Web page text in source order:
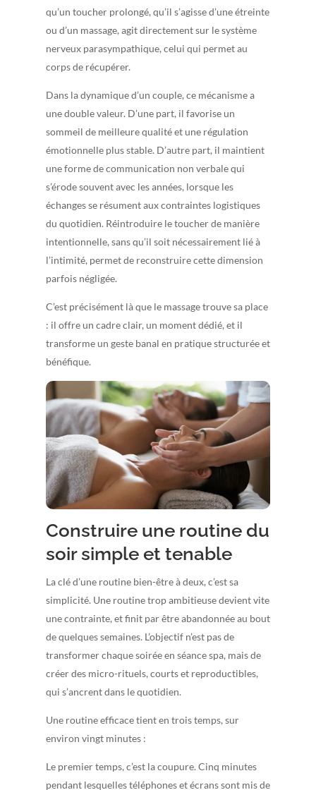
qu’un toucher prolongé, qu’il s’agisse d’une étreinte
ou d’un massage, agit directement sur le système
nerveux parasympathique, celui qui permet au
corps de récupérer.
Dans la dynamique d’un couple, ce mécanisme a
une double valeur. D’une part, il favorise un
sommeil de meilleure qualité et une régulation
émotionnelle plus stable. D’autre part, il maintient
une forme de communication non verbale qui
s’érode souvent avec les années, lorsque les
échanges se résument aux contraintes logistiques
du quotidien. Réintroduire le toucher de manière
intentionnelle, sans qu’il soit nécessairement lié à
l’intimité, permet de reconstruire cette dimension
parfois négligée.
C’est précisément là que le massage trouve sa place
: il offre un cadre clair, un moment dédié, et il
transforme un geste banal en pratique structurée et
bénéfique.
Construire une routine du
soir simple et tenable
La clé d’une routine bien-être à deux, c’est sa
simplicité. Une routine trop ambitieuse devient vite
une contrainte, et finit par être abandonnée au bout
de quelques semaines. L’objectif n’est pas de
transformer chaque soirée en séance spa, mais de
créer des micro-rituels, courts et reproductibles,
qui s’ancrent dans le quotidien.
Une routine efficace tient en trois temps, sur
environ vingt minutes :
Le premier temps, c’est la coupure. Cinq minutes
pendant lesquelles téléphones et écrans sont mis de